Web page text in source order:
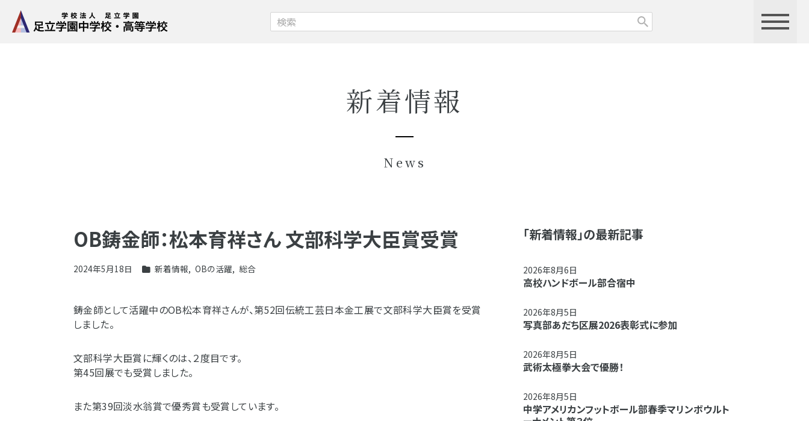
新着情報
News
OB鋳金師：松本育祥さん 文部科学大臣賞受賞
2024年5月18日 新着情報, OBの活躍, 総合
鋳金師として活躍中のOB松本育祥さんが、第52回伝統工芸日本金工展で文部科学大臣賞を受賞
しました。
文部科学大臣賞に輝くのは、２度目です。
第45回展でも受賞しました。
また第39回淡水翁賞で優秀賞も受賞しています。
「新着情報」の最新記事
2026年8月6日
高校ハンドボール部合宿中
2026年8月5日
写真部あだち区展2026表彰式に参加
2026年8月5日
武術太極拳大会で優勝！
2026年8月5日
中学アメリカンフットボール部春季マリンボウルト